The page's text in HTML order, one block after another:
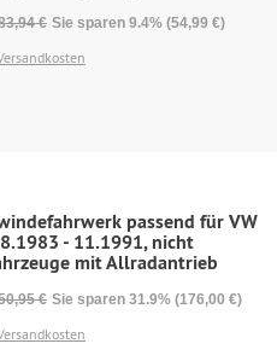
€ Sie sparen 9.4% (54,99 €)
passend für VW
- 11.1991, nicht
mit Allradantrieb
€ Sie sparen 31.9% (176,00 €)